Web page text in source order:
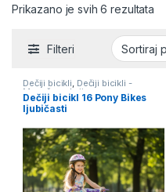
Prikazano je svih 6 rezultata
Filteri
Dečiji bicikli, Dečiji bicikli -
Mesečna akcija
Dečiji bicikl 16 Pony Bikes
ljubičasti